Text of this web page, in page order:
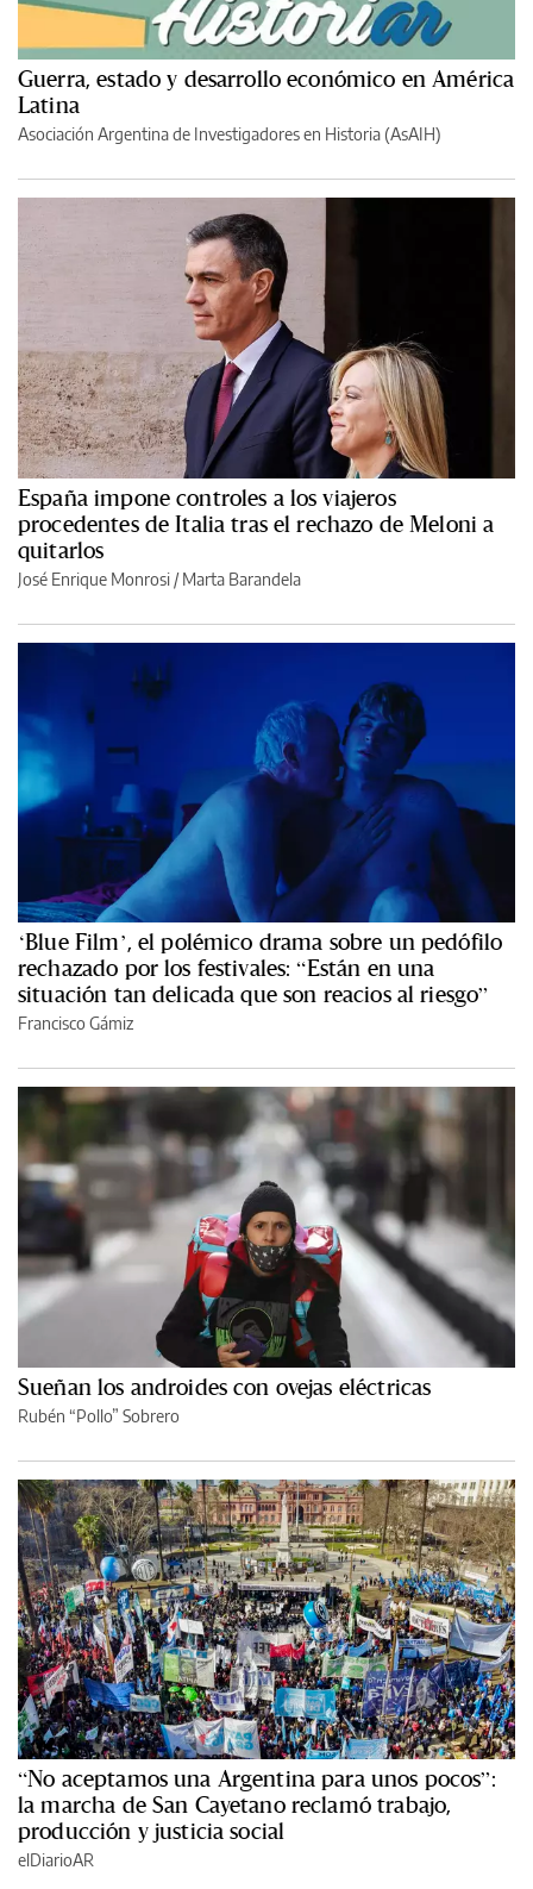
Guerra, estado y desarrollo económico en América
Latina
Asociación Argentina de Investigadores en Historia (AsAIH)
España impone controles a los viajeros
procedentes de Italia tras el rechazo de Meloni a
quitarlos
José Enrique Monrosi / Marta Barandela
‘Blue Film’, el polémico drama sobre un pedófilo
rechazado por los festivales: “Están en una
situación tan delicada que son reacios al riesgo”
Francisco Gámiz
Sueñan los androides con ovejas eléctricas
Rubén “Pollo” Sobrero
“No aceptamos una Argentina para unos pocos”:
la marcha de San Cayetano reclamó trabajo,
producción y justicia social
elDiarioAR